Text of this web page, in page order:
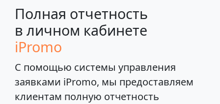
Полная отчетность
в личном кабинете
iPromo
С помощью системы управления
заявками iPromo, мы предоставляем
клиентам полную отчетность